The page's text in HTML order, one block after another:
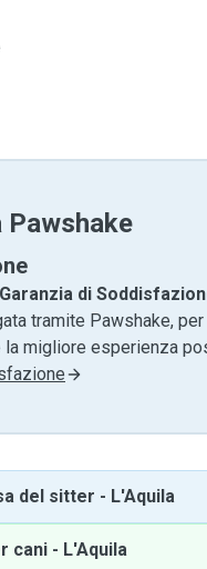
Garanzia di
tramite Pawshake,
la migliore esperienza
del sitter - L'Aquila
cani - L'Aquila